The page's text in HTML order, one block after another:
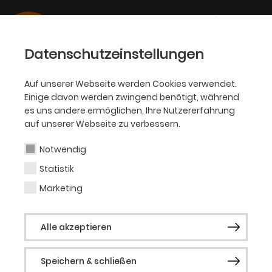
Datenschutzeinstellungen
Auf unserer Webseite werden Cookies verwendet.
Einige davon werden zwingend benötigt, während
es uns andere ermöglichen, Ihre Nutzererfahrung
auf unserer Webseite zu verbessern.
Notwendig
Statistik
Marketing
Alle akzeptieren
Speichern & schließen
OPER
Sophie Prins
Tänzerin (Her Noise)
Sophie Prins wurde 1995 in Utrecht
(Niederlande) geboren und wuchs mit
einem direkten Zugang zu Tanz und Musik
auf. Sie spielte Klarinette, tourte mit dem